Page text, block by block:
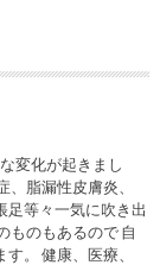
変化が起きまし
脂漏性皮膚炎、
足等々一気に吹き出
ものもあるので 自
。 健康、医療、